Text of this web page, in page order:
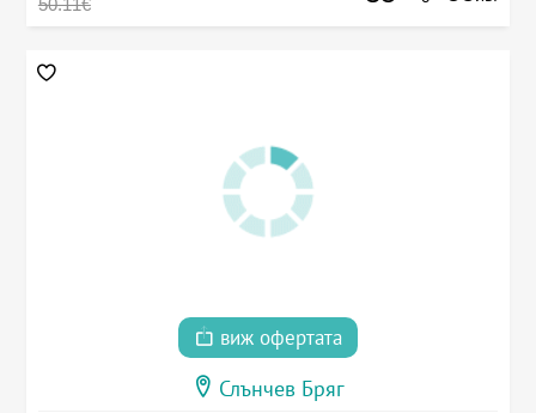
50.11€
виж офертата
Слънчев Бряг